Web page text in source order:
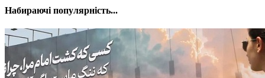
Набираючі популярність...